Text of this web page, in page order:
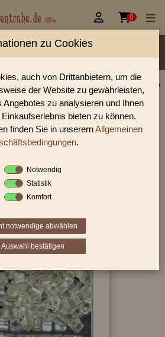
 0
Sorte/Form Farbe
Lochdurchmesser
Cut Beads 2-Cutbeads Würfel
Perlen
finden sie zahlreich 2-Cut Beads 2-
Perlen und viele weiter Glasperlen.
sich in folgender Kategorie:
|2-Cutbeads Würfel
zu Cookies
auch von Drittanbietern, um die
der Website zu gewährleisten,
zu analysieren und Ihnen
bieten zu können.
finden Sie in unserernAllgemeinen
.
Notwendig
Statistik
Komfort
notwendige abwählen
Auswahl bestätigen